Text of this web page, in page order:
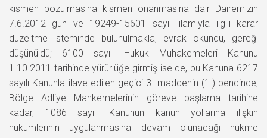
kısmen bozulmasına kısmen onanmasına dair Dairemizin
7.6.2012 gün ve 19249-15601 sayılı ilamıyla ilgili karar
düzeltme isteminde bulunulmakla, evrak okundu, gereği
düşünüldü; 6100 sayılı Hukuk Muhakemeleri Kanunu
1.10.2011 tarihinde yürürlüğe girmiş ise de, bu Kanuna 6217
sayılı Kanunla ilave edilen geçici 3. maddenin (1.) bendinde,
Bölge Adliye Mahkemelerinin göreve başlama tarihine
kadar, 1086 sayılı Kanunun kanun yollarına ilişkin
hükümlerinin uygulanmasına devam olunacağı hükme